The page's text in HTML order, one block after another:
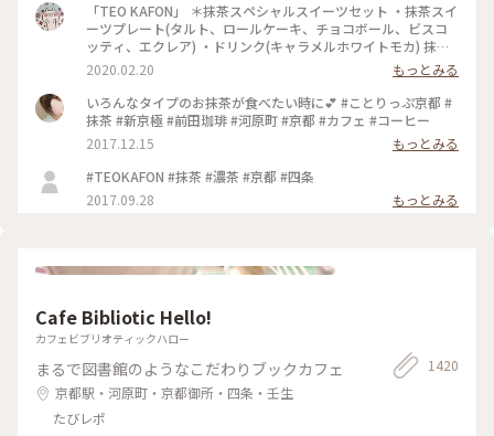
「TEO KAFON」 ＊抹茶スペシャルスイーツセット ・抹茶スイ
ーツプレート(タルト、ロールケーキ、チョコボール、ビスコ
ッティ、エクレア) ・ドリンク(キャラメルホワイトモカ) 抹茶
三昧出来て大満足したそうです。 フォークを2本用意して頂い
たのですが、娘一人で完食でした。 #TEO KAFON#抹茶三昧#
プチことりっぷ京都#冬のおでかけ
2020.02.20
もっとみる
いろんなタイプのお抹茶が食べたい時に💕 #ことりっぷ京都 #
抹茶 #新京極 #前田珈琲 #河原町 #京都 #カフェ #コーヒー
2017.12.15
もっとみる
#TEOKAFON #抹茶 #濃茶 #京都 #四条
2017.09.28
もっとみる
Cafe Bibliotic Hello!
カフェビブリオティックハロー
まるで図書館のようなこだわりブックカフェ
京都駅・河原町・京都御所・四条・壬生
たびレポ
1420